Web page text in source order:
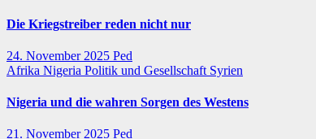
Die Kriegstreiber reden nicht nur
24. November 2025 Ped
Afrika Nigeria Politik und Gesellschaft Syrien
Nigeria und die wahren Sorgen des Westens
21. November 2025 Ped